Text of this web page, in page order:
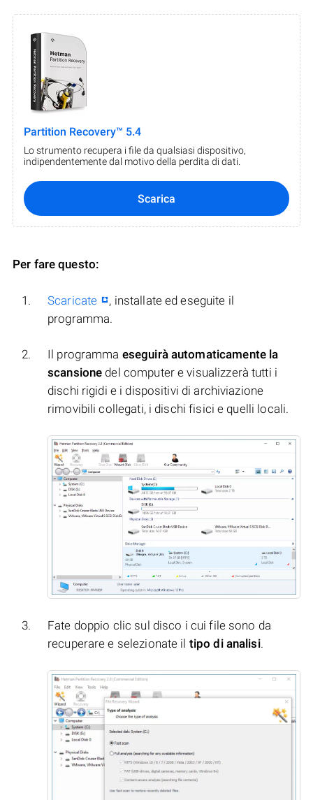
Partition Recovery™ 5.4
Lo strumento recupera i file da qualsiasi dispositivo,
indipendentemente dal motivo della perdita di dati.
Scarica
Per fare questo:
Scaricate
, installate ed eseguite il
programma.
Il programma eseguirà automaticamente la
scansione del computer e visualizzerà tutti i
dischi rigidi e i dispositivi di archiviazione
rimovibili collegati, i dischi fisici e quelli locali.
Fate doppio clic sul disco i cui file sono da
recuperare e selezionate il tipo di analisi.